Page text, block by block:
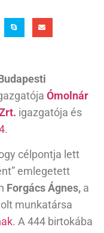
Ómolnár
igazgatója és
.
célpontja lett
emlegetett
Forgács Ágnes, a
munkatársa
. A 444 birtokába